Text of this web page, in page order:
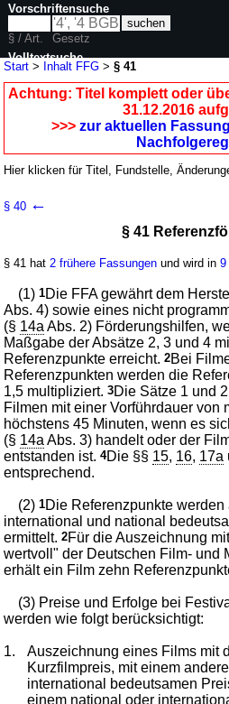
Start > Inhalt FFG >§ 41
Achtung: Titel komplett oder
31.12.2016
>>> zur aktuellen Fassung
Hier klicken fürTitel, Fundstelle,
BGBl. I S. 3413
4 weitere Fassungen | Drucksachen /
2. Kapitel Filmförderung
2. Abschnitt Förderung der
3. Unterabschnitt
§ 40 ←
§ 41
§ 41 hat 2 frühere Fassungen und wird in9
(1)1Die FFA gewährt dem
Abs. 4) sowie eines nicht
(§ 14a Abs. 2) Förderungshilfen,
Maßgabe der Absätze 2, 3 und 4
Referenzpunkte erreicht.2Bei
Referenzpunkten werden die
1,5 multipliziert.3Die Sätze 1 und
Filmen mit einer Vorführdauer von
höchstens 45 Minuten, wenn es
(§ 14a Abs. 3) handelt oder der
entstanden ist.4Die §§ 15, 16, 17a
entsprechend.
(2)1Die Referenzpunkte
international und national
ermittelt.2Für die Auszeichnung
wertvoll" der Deutschen Film- und
erhält ein Film zehn
(3) Preise und Erfolge bei
werden wie folgt berücksichtigt:
1.
Auszeichnung eines Films mit
Kurzfilmpreis, mit einem
international bedeutsamen
einem national oder
Vorschriftensuche
§ / Art.
Gesetz
Volltextsuche
nur in FFG